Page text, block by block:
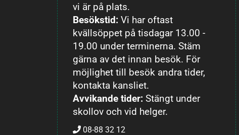
vi är på plats.
Besökstid: Vi har oftast
kvällsöppet på tisdagar 13.00 -
19.00 under terminerna. Stäm
gärna av det innan besök. För
möjlighet till besök andra tider,
kontakta kansliet.
Avvikande tider: Stängt under
skollov och vid helger.
08-88 32 12